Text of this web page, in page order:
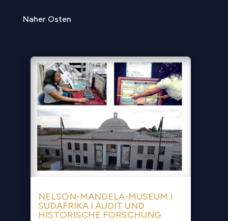
Naher Osten
NELSON-MANDELA-MUSEUM I
SÜDAFRIKA I AUDIT UND
HISTORISCHE FORSCHUNG